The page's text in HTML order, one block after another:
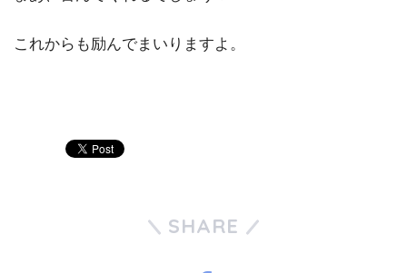
これからも励んでまいりますよ。
SHARE